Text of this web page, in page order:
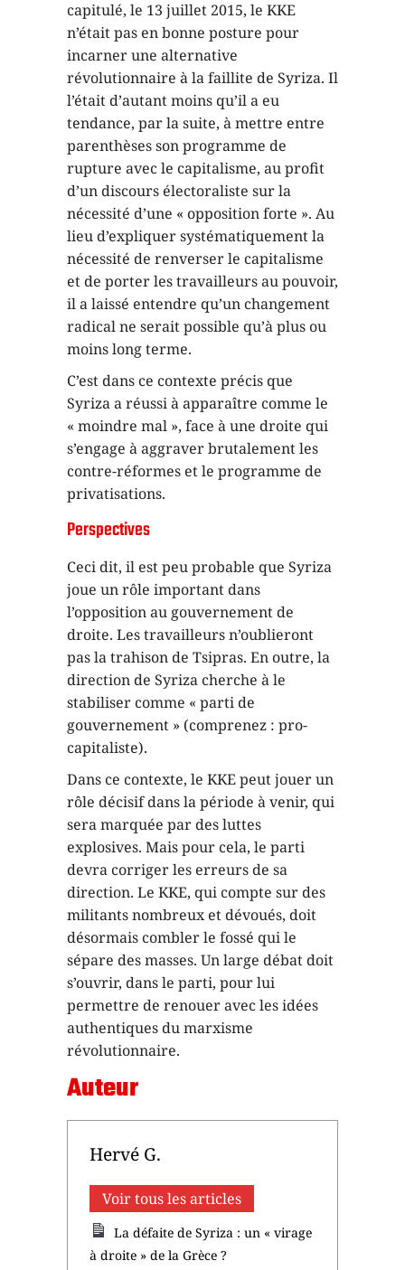
capitulé, le 13 juillet 2015, le KKE
n’était pas en bonne posture pour
incarner une alternative
révolutionnaire à la faillite de Syriza. Il
l’était d’autant moins qu’il a eu
tendance, par la suite, à mettre entre
parenthèses son programme de
rupture avec le capitalisme, au profit
d’un discours électoraliste sur la
nécessité d’une « opposition forte ». Au
lieu d’expliquer systématiquement la
nécessité de renverser le capitalisme
et de porter les travailleurs au pouvoir,
il a laissé entendre qu’un changement
radical ne serait possible qu’à plus ou
moins long terme.
C’est dans ce contexte précis que
Syriza a réussi à apparaître comme le
« moindre mal », face à une droite qui
s’engage à aggraver brutalement les
contre-réformes et le programme de
privatisations.
Perspectives
Ceci dit, il est peu probable que Syriza
joue un rôle important dans
l’opposition au gouvernement de
droite. Les travailleurs n’oublieront
pas la trahison de Tsipras. En outre, la
direction de Syriza cherche à le
stabiliser comme « parti de
gouvernement » (comprenez : pro-
capitaliste).
Dans ce contexte, le KKE peut jouer un
rôle décisif dans la période à venir, qui
sera marquée par des luttes
explosives. Mais pour cela, le parti
devra corriger les erreurs de sa
direction. Le KKE, qui compte sur des
militants nombreux et dévoués, doit
désormais combler le fossé qui le
sépare des masses. Un large débat doit
s’ouvrir, dans le parti, pour lui
permettre de renouer avec les idées
authentiques du marxisme
révolutionnaire.
Auteur
Hervé G.
Voir tous les articles
La défaite de Syriza : un « virage
à droite » de la Grèce ?